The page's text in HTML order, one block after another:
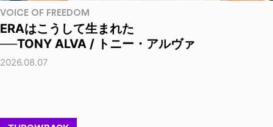
VOICE OF FREEDOM
ERAはこうして生まれた
──TONY ALVA / トニー・アルヴァ
2026.08.07